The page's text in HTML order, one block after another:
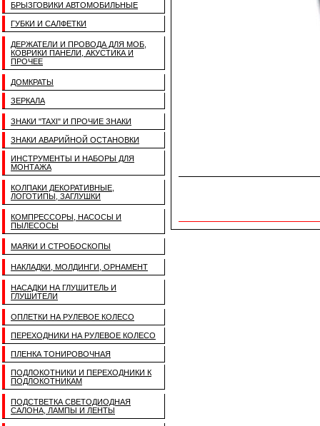
БРЫЗГОВИКИ АВТОМОБИЛЬНЫЕ
ГУБКИ И САЛФЕТКИ
ДЕРЖАТЕЛИ И ПРОВОДА ДЛЯ МОБ,
КОВРИКИ ПАНЕЛИ, АКУСТИКА И
ПРОЧЕЕ
ДОМКРАТЫ
ЗЕРКАЛА
ЗНАКИ "TAXI" И ПРОЧИЕ ЗНАКИ
ЗНАКИ АВАРИЙНОЙ ОСТАНОВКИ
ИНСТРУМЕНТЫ И НАБОРЫ ДЛЯ
МОНТАЖА
КОЛПАКИ ДЕКОРАТИВНЫЕ,
ЛОГОТИПЫ, ЗАГЛУШКИ
КОМПРЕССОРЫ, НАСОСЫ И
ПЫЛЕСОСЫ
МАЯКИ И СТРОБОСКОПЫ
НАКЛАДКИ, МОЛДИНГИ, ОРНАМЕНТ
НАСАДКИ НА ГЛУШИТЕЛЬ И
ГЛУШИТЕЛИ
ОПЛЕТКИ НА РУЛЕВОЕ КОЛЕСО
ПЕРЕХОДНИКИ НА РУЛЕВОЕ КОЛЕСО
ПЛЕНКА ТОНИРОВОЧНАЯ
ПОДЛОКОТНИКИ И ПЕРЕХОДНИКИ К
ПОДЛОКОТНИКАМ
ПОДСТВЕТКА СВЕТОДИОДНАЯ
САЛОНА, ЛАМПЫ И ЛЕНТЫ